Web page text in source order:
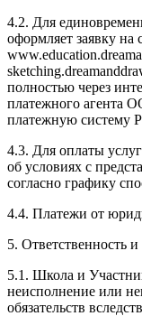
4.2. Для
оформляет заявку на
полностью через
платежного агента
платежную систему
4.3. Для оплаты
об условиях с
согласно графику
4.4. Платежи от
5. Ответственность
5.1. Школа и
неисполнение или
обязательств